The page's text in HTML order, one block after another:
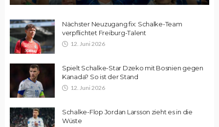
Nächster Neuzugang fix: Schalke-Team
verpflichtet Freiburg-Talent
12. Juni 2026
Spielt Schalke-Star Dzeko mit Bosnien gegen
Kanada? So ist der Stand
12. Juni 2026
Schalke-Flop Jordan Larsson zieht es in die
Wüste